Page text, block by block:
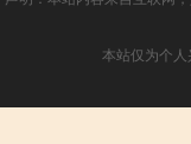
本站仅为个